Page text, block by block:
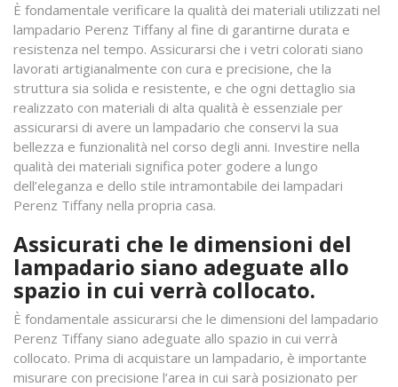
È fondamentale verificare la qualità dei materiali utilizzati nel
lampadario Perenz Tiffany al fine di garantirne durata e
resistenza nel tempo. Assicurarsi che i vetri colorati siano
lavorati artigianalmente con cura e precisione, che la
struttura sia solida e resistente, e che ogni dettaglio sia
realizzato con materiali di alta qualità è essenziale per
assicurarsi di avere un lampadario che conservi la sua
bellezza e funzionalità nel corso degli anni. Investire nella
qualità dei materiali significa poter godere a lungo
dell’eleganza e dello stile intramontabile dei lampadari
Perenz Tiffany nella propria casa.
Assicurati che le dimensioni del
lampadario siano adeguate allo
spazio in cui verrà collocato.
È fondamentale assicurarsi che le dimensioni del lampadario
Perenz Tiffany siano adeguate allo spazio in cui verrà
collocato. Prima di acquistare un lampadario, è importante
misurare con precisione l’area in cui sarà posizionato per